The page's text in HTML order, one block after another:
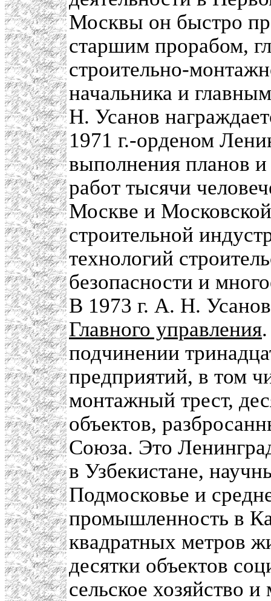
Москвы он быстро
старшим прорабом,
строительно-
начальника и
Н. Усанов
1971 г.-орденом
выполнения планов
работ тысячи
Москве и
строительной
технологий
безопасности и
В 1973 г. А. Н.
Главного управления
подчинении
предприятий, в том
монтажный трест,
объектов,
Союза. Это
в Узбекистане,
Подмосковье и
промышленность в
квадратных метров
десятки объектов
сельское хозяйство